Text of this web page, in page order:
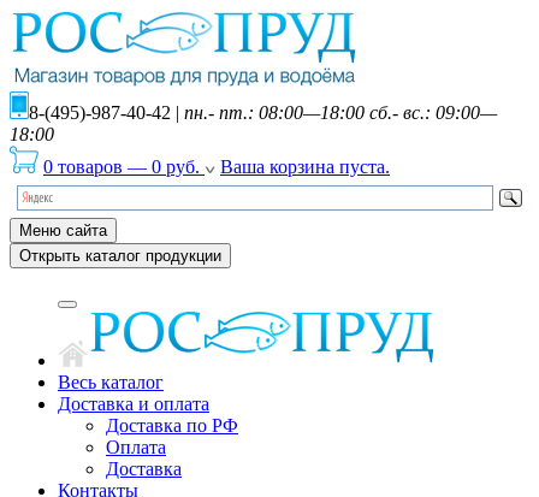
8-(495)-987-40-42 | пн.- пт.: 08:00—18:00 сб.- вс.: 09:00—
18:00
0 товаров — 0 руб. Ваша корзина пуста.
Меню сайта
Открыть каталог продукции
Весь каталог
Доставка и оплата
Доставка по РФ
Оплата
Доставка
Контакты